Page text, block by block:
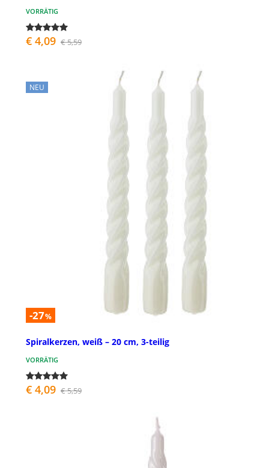
VORRÄTIG
€ 4,09 € 5,59
NEU
-27%
Spiralkerzen, weiß – 20 cm, 3-teilig
VORRÄTIG
€ 4,09 € 5,59